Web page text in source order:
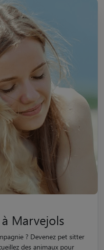
Marvejols
? Devenez pet sitter
des animaux pour